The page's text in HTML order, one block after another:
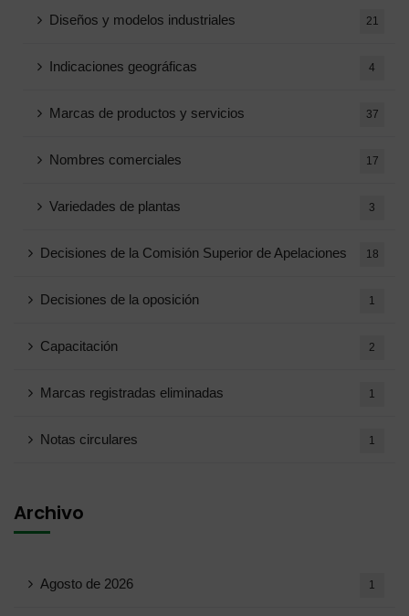
Diseños y modelos industriales 21
Indicaciones geográficas 4
Marcas de productos y servicios 37
Nombres comerciales 17
Variedades de plantas 3
Decisiones de la Comisión Superior de Apelaciones 18
Decisiones de la oposición 1
Capacitación 2
Marcas registradas eliminadas 1
Notas circulares 1
Archivo
Agosto de 2026 1